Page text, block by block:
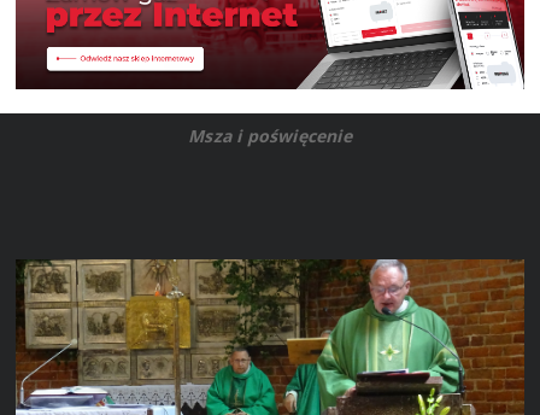
Msza i poświęcenie